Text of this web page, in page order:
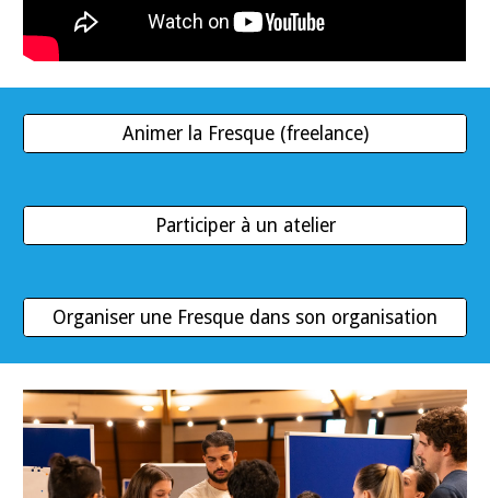
Animer la Fresque (freelance)
Participer à un atelier
Organiser une Fresque dans son organisation